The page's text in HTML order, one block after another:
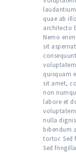
quae ab
architecto
Nemo
sit
quisquam
sit amet,
non
labore et
nulla
bibendum
tortor. Sed
Sed